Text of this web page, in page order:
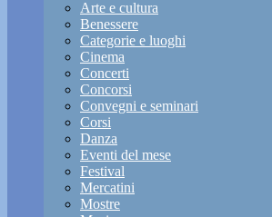
Arte e cultura
Benessere
Categorie e luoghi
Cinema
Concerti
Concorsi
Convegni e seminari
Corsi
Danza
Eventi del mese
Festival
Mercatini
Mostre